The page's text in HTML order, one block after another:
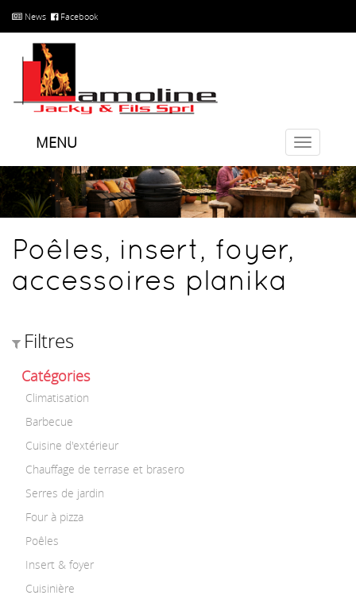
News Facebook
Toggle
MENU
Poêles, insert, foyer,
accessoires planika
Filtres
Catégories
Climatisation
Barbecue
Cuisine d'extérieur
Chauffage de terrase et brasero
Serres de jardin
Four à pizza
Poêles
Insert & foyer
Cuisinière